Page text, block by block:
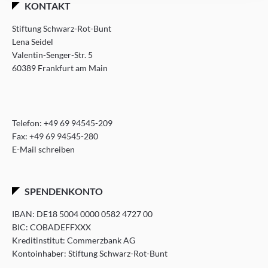
KONTAKT
Stiftung Schwarz-Rot-Bunt
Lena Seidel
Valentin-Senger-Str. 5
60389 Frankfurt am Main
Telefon: +49 69 94545-209
Fax: +49 69 94545-280
E-Mail schreiben
SPENDENKONTO
IBAN: DE18 5004 0000 0582 4727 00
BIC: COBADEFFXXX
Kreditinstitut: Commerzbank AG
Kontoinhaber: Stiftung Schwarz-Rot-Bunt